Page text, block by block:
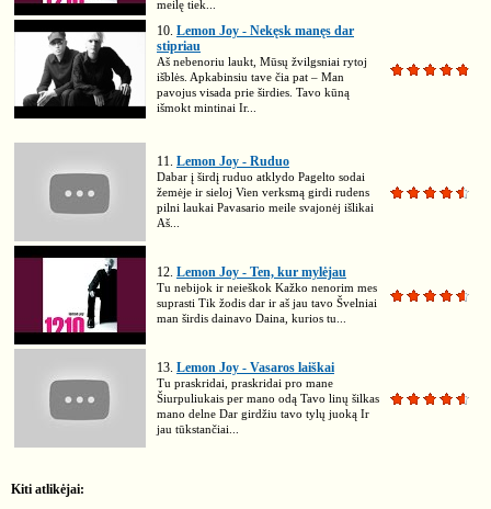
meilę tiek...
10. Lemon Joy - Nekęsk manęs dar
stipriau
Aš nebenoriu laukt, Mūsų žvilgsniai rytoj
išblės. Apkabinsiu tave čia pat – Man
pavojus visada prie širdies. Tavo kūną
išmokt mintinai Ir...
11. Lemon Joy - Ruduo
Dabar į širdį ruduo atklydo Pagelto sodai
žemėje ir sieloj Vien verksmą girdi rudens
pilni laukai Pavasario meile svajonėj išlikai
Aš...
12. Lemon Joy - Ten, kur mylėjau
Tu nebijok ir neieškok Kažko nenorim mes
suprasti Tik žodis dar ir aš jau tavo Švelniai
man širdis dainavo Daina, kurios tu...
13. Lemon Joy - Vasaros laiškai
Tu praskridai, praskridai pro mane
Šiurpuliukais per mano odą Tavo linų šilkas
mano delne Dar girdžiu tavo tylų juoką Ir
jau tūkstančiai...
Kiti atlikėjai: